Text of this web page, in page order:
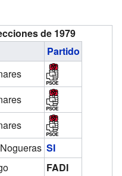
de 1979
Partido
SI
FADI